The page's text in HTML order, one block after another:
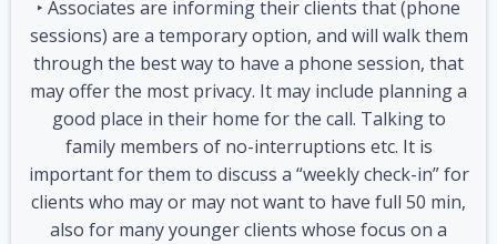
‣ Associates are informing their clients that (phone
sessions) are a temporary option, and will walk them
through the best way to have a phone session, that
may offer the most privacy. It may include planning a
good place in their home for the call. Talking to
family members of no-interruptions etc. It is
important for them to discuss a “weekly check-in” for
clients who may or may not want to have full 50 min,
also for many younger clients whose focus on a